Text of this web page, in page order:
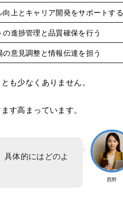
向上とキャリア開発をサポートする
進捗管理と品質確保を行う
の意見調整と情報伝達を担う
も少なくありません。
す高まっています。
西野
体的にはどのよ